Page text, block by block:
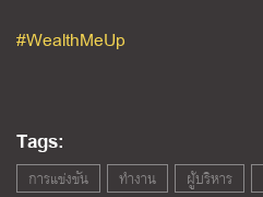
#WealthMeUp
Tags:
การแข่งขัน ทำงาน ผู้บริหาร